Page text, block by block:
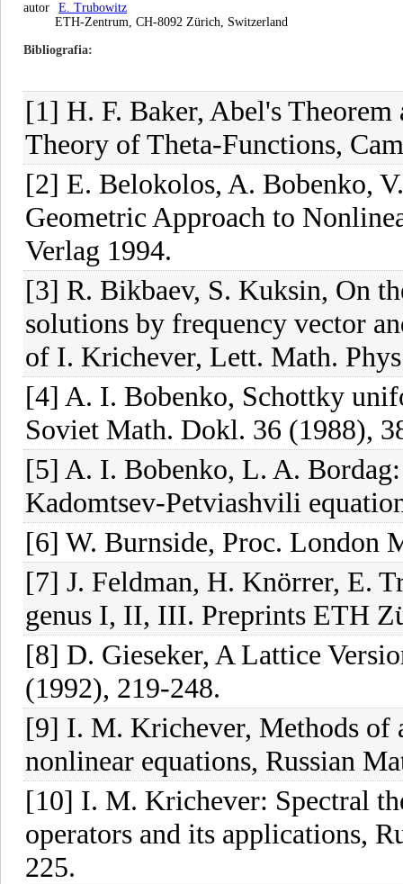
autor
E. Trubowitz
ETH-Zentrum, CH-8092 Zürich, Switzerland
Bibliografia
[1] H. F. Baker, Abel's
Theory of Theta-Functions,
[2] E. Belokolos, A. Bobenko,
Geometric Approach to
Verlag 1994.
[3] R. Bikbaev, S. Kuksin, On
solutions by frequency vector
of I. Krichever, Lett. Math.
[4] A. I. Bobenko, Schottky
Soviet Math. Dokl. 36 (1988),
[5] A. I. Bobenko, L. A.
Kadomtsev-Petviashvili
[6] W. Burnside, Proc. London
[7] J. Feldman, H. Knörrer, E.
genus I, II, III. Preprints ETH
[8] D. Gieseker, A Lattice
(1992), 219-248.
[9] I. M. Krichever, Methods of
nonlinear equations, Russian
[10] I. M. Krichever: Spectral
operators and its applications,
225.